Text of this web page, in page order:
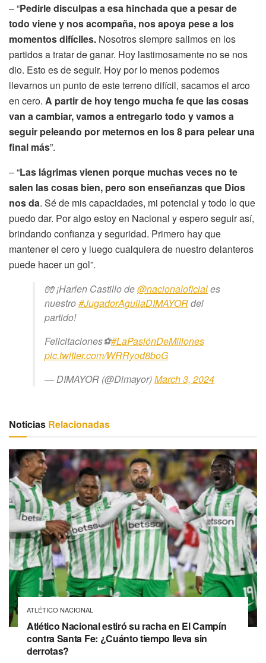
– “Pedirle disculpas a esa hinchada que a pesar de
todo viene y nos acompaña, nos apoya pese a los
momentos difíciles. Nosotros siempre salimos en los
partidos a tratar de ganar. Hoy lastimosamente no se nos
dio. Esto es de seguir. Hoy por lo menos podemos
llevarnos un punto de este terreno difícil, sacamos el arco
en cero. A partir de hoy tengo mucha fe que las cosas
van a cambiar, vamos a entregarlo todo y vamos a
seguir peleando por meternos en los 8 para pelear una
final más”.
– “Las lágrimas vienen porque muchas veces no te
salen las cosas bien, pero son enseñanzas que Dios
nos da. Sé de mis capacidades, mi potencial y todo lo que
puedo dar. Por algo estoy en Nacional y espero seguir así,
brindando confianza y seguridad. Primero hay que
mantener el cero y luego cualquiera de nuestro delanteros
puede hacer un gol”.
🧤 ¡Harlen Castillo de@nacionaloficiales
nuestro#JugadorAguilaDIMAYORdel
partido!
Felicitaciones⚽#LaPasiónDeMillones
pic.twitter.com/WRRyod8boG
— DIMAYOR (@Dimayor)March 3, 2024
Noticias Relacionadas
ATLÉTICO NACIONAL
Atlético Nacional estiró su racha en El Campín
contra Santa Fe: ¿Cuánto tiempo lleva sin
derrotas?